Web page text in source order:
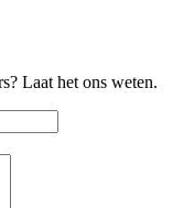
Laat het ons weten.